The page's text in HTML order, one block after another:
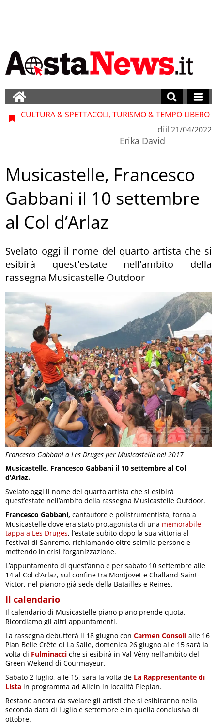
Francesco Gabbani a Les Druges per Musicastelle nel 2017
CULTURA & SPETTACOLI, TURISMO & TEMPO LIBERO
di
Erika David
il 21/04/2022
Musicastelle, Francesco
Gabbani il 10 settembre
al Col d’Arlaz
Svelato oggi il nome del quarto artista che si
esibirà quest'estate nell'ambito della
rassegna Musicastelle Outdoor
Musicastelle, Francesco Gabbani il 10 settembre al Col
d’Arlaz.
Svelato oggi il nome del quarto artista che si esibirà
quest’estate nell’ambito della rassegna Musicastelle Outdoor.
Francesco Gabbani,cantautore e polistrumentista, torna a
Musicastelle dove era stato protagonista di una memorabile
tappa a Les Druges, l’estate subito dopo la sua vittoria al
Festival di Sanremo, richiamando oltre seimila persone e
mettendo in crisi l’organizzazione.
L’appuntamento di quest’anno è per sabato 10 settembre alle
14 al Col d’Arlaz, sul confine tra Montjovet e Challand-Saint-
Victor, nel pianoro già sede della Batailles e Reines.
Il calendario
Il calendario di Musicastelle piano piano prende quota.
Ricordiamo gli altri appuntamenti.
La rassegna debutterà il 18 giugno con Carmen Consoli alle 16
Plan Belle Crête di La Salle, domenica 26 giugno alle 15 sarà la
volta di Fulminacci che si esibirà in Val Vény nell’ambito del
Green Wekend di Courmayeur.
Sabato 2 luglio, alle 15, sarà la volta de La Rappresentante di
Lista in programma ad Allein in località Pieplan.
Restano ancora da svelare gli artisti che si esibiranno nella
seconda data di luglio e settembre e in quella conclusiva di
ottobre.